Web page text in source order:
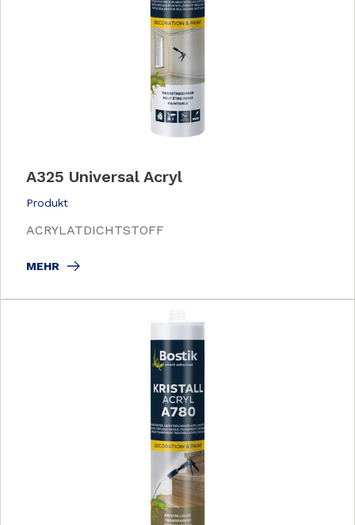
A325 Universal Acryl
Produkt
ACRYLATDICHTSTOFF
MEHR